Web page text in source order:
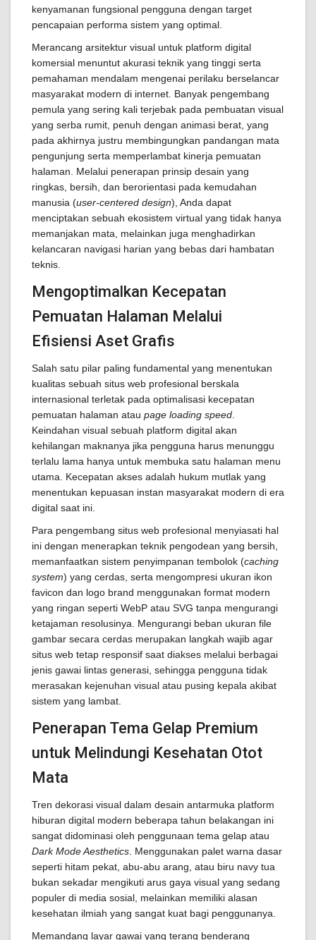
kenyamanan fungsional pengguna dengan target
pencapaian performa sistem yang optimal.
Merancang arsitektur visual untuk platform digital
komersial menuntut akurasi teknik yang tinggi serta
pemahaman mendalam mengenai perilaku berselancar
masyarakat modern di internet. Banyak pengembang
pemula yang sering kali terjebak pada pembuatan visual
yang serba rumit, penuh dengan animasi berat, yang
pada akhirnya justru membingungkan pandangan mata
pengunjung serta memperlambat kinerja pemuatan
halaman. Melalui penerapan prinsip desain yang
ringkas, bersih, dan berorientasi pada kemudahan
manusia (user-centered design), Anda dapat
menciptakan sebuah ekosistem virtual yang tidak hanya
memanjakan mata, melainkan juga menghadirkan
kelancaran navigasi harian yang bebas dari hambatan
teknis.
Mengoptimalkan Kecepatan
Pemuatan Halaman Melalui
Efisiensi Aset Grafis
Salah satu pilar paling fundamental yang menentukan
kualitas sebuah situs web profesional berskala
internasional terletak pada optimalisasi kecepatan
pemuatan halaman atau page loading speed
Keindahan visual sebuah platform digital akan
kehilangan maknanya jika pengguna harus menunggu
terlalu lama hanya untuk membuka satu halaman menu
utama. Kecepatan akses adalah hukum mutlak yang
menentukan kepuasan instan masyarakat modern di era
digital saat ini.
Para pengembang situs web profesional menyiasati hal
ini dengan menerapkan teknik pengodean yang bersih,
memanfaatkan sistem penyimpanan tembolok (caching
system) yang cerdas, serta mengompresi ukuran ikon
favicon dan logo brand menggunakan format modern
yang ringan seperti WebP atau SVG tanpa mengurangi
ketajaman resolusinya. Mengurangi beban ukuran file
gambar secara cerdas merupakan langkah wajib agar
situs web tetap responsif saat diakses melalui berbagai
jenis gawai lintas generasi, sehingga pengguna tidak
merasakan kejenuhan visual atau pusing kepala akibat
sistem yang lambat.
Penerapan Tema Gelap Premium
untuk Melindungi Kesehatan Otot
Mata
Tren dekorasi visual dalam desain antarmuka platform
hiburan digital modern beberapa tahun belakangan ini
sangat didominasi oleh penggunaan tema gelap atau
Dark Mode Aesthetics . Menggunakan palet warna dasar
seperti hitam pekat, abu-abu arang, atau biru navy tua
bukan sekadar mengikuti arus gaya visual yang sedang
populer di media sosial, melainkan memiliki alasan
kesehatan ilmiah yang sangat kuat bagi penggunanya.
Memandang layar gawai yang terang benderang